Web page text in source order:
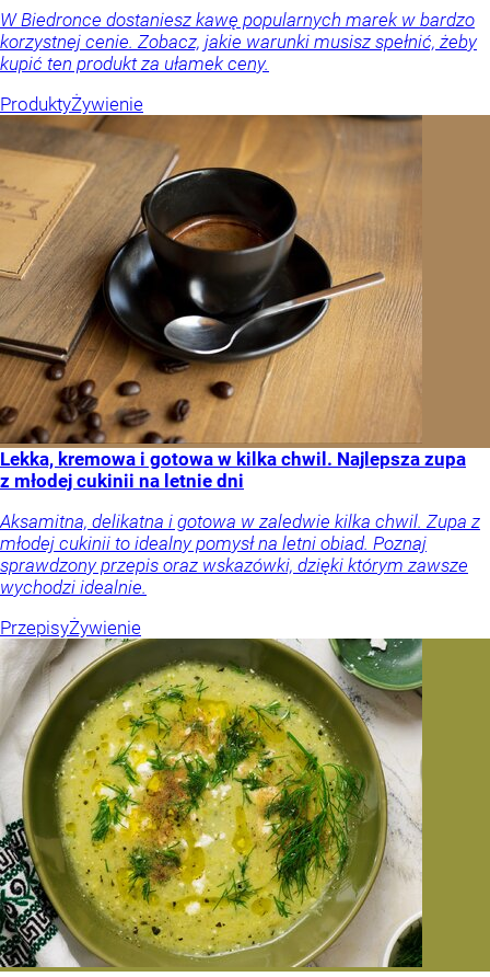
W Biedronce dostaniesz kawę popularnych marek w bardzo
korzystnej cenie. Zobacz, jakie warunki musisz spełnić, żeby
kupić ten produkt za ułamek ceny.
ProduktyŻywienie
Lekka, kremowa i gotowa w kilka chwil. Najlepsza zupa
z młodej cukinii na letnie dni
Aksamitna, delikatna i gotowa w zaledwie kilka chwil. Zupa z
młodej cukinii to idealny pomysł na letni obiad. Poznaj
sprawdzony przepis oraz wskazówki, dzięki którym zawsze
wychodzi idealnie.
PrzepisyŻywienie